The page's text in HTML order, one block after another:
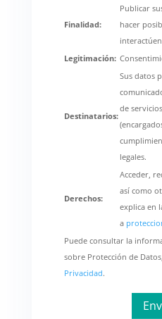
Finalidad:
Publicar
hacer
Legitimación:
Destinatarios:
Sus datos
de servicios
legales.
Derechos:
Acceder,
así como
explica en
a
Puede consultar la
sobre Protección de
Privacidad.